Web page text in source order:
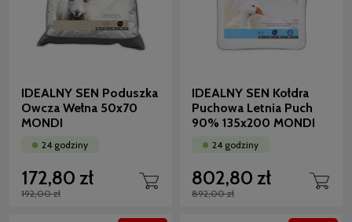
IDEALNY SEN Poduszka
Owcza Wełna 50x70
MONDI
24 godziny
172,80 zł
192,00 zł
IDEALNY SEN Kołdra
Puchowa Letnia Puch
90% 135x200 MONDI
24 godziny
802,80 zł
892,00 zł